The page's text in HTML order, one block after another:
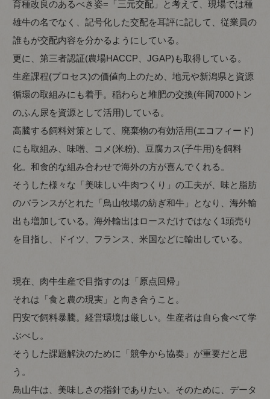
育種改良のあるべき姿=「三元交配」と考えて、現場では種
雄牛の名でなく、記号化した交配を耳評に記して、従業員の
誰もが交配内容を分かるようにしている。
更に、第三者認証(農場HACCP、JGAP)も取得している。
生産課程(プロセス)の価値向上のため、地元や新潟県と資源
循環の取組みにも着手。稲わらと堆肥の交換(年間7000トン
のふん尿を資源として活用)している。
高騰する飼料対策として、廃棄物の有効活用(エコフィード)
にも取組み、味噌、コメ(米粉)、豆腐カス(子牛用)を飼料
化。和食的な組み合わせで海外の方が喜んでくれる。
そうした様々な「美味しい牛肉つくり」の工夫が、味と脂肪
のバランスがとれた「鳥山牧場の紡ぎ和牛」となり、海外輸
出も増加している。海外輸出はロースだけではなく1頭売り
を目指し、ドイツ、フランス、米国などに輸出している。
現在、肉牛生産で目指すのは「原点回帰」
それは「食と農の現実」と向き合うこと。
円安で飼料暴騰。経営環境は厳しい。生産者は自ら食べて学
ぶべし。
そうした課題解決のために「競争から協奏」が重要だと思
う。
鳥山牛は、美味しさの指針でありたい。そのために、データ